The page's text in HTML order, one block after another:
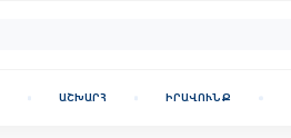
ԱՇԽԱՐՀ ԻՐԱՎՈՒՆՔ